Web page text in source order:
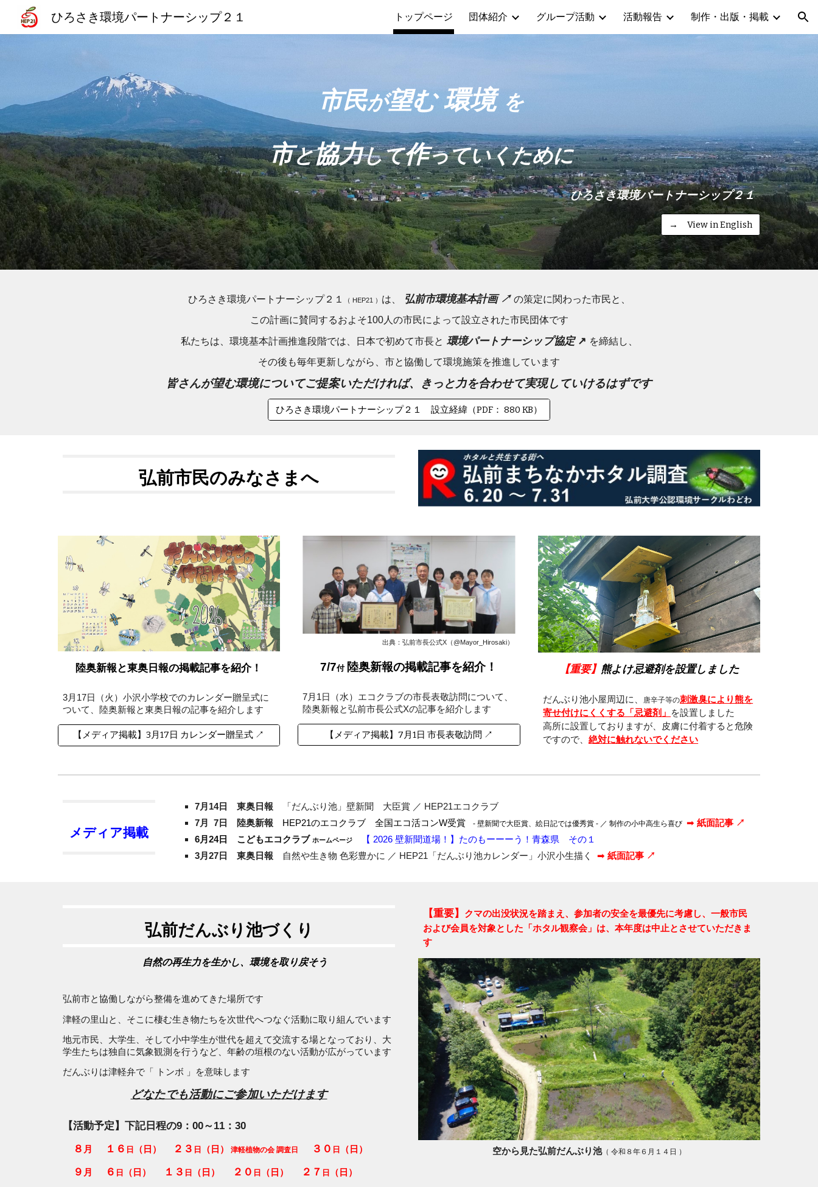
Skip to navigation
ひろさき環境パートナーシップ２１ トップページ 団体紹介 グループ活動 活動報告 制作・出版・掲載
市民が望む環境 を
市と協力して作っていくために
ひろさき環境パートナーシップ２１
→ View in English
ひろさき環境パートナーシップ２１ （ HEP21 ） は、 弘前市環境基本計画 ↗ の策定に関わった市民と、
この計画に賛同するおよそ100人の市民によって設立された市民団体です
私たちは、環境基本計画推進段階では、日本で初めて市長と 環境パートナーシップ協定↗ を締結し、
その後も毎年更新しながら、市と協働して環境施策を推進しています
皆さんが望む環境についてご提案いただければ、きっと力を合わせて実現していけるはずです
ひろさき環境パートナーシップ２１ 設立経緯（PDF： 880 KB）
弘前市民のみなさまへ
陸奥新報 と東奥日報の掲載記事を紹介！
3月17日（火）小沢小学校でのカレンダー贈呈式に
ついて、陸奥新報と東奥日報の記事を紹介します
【メディア掲載】3月17日 カレンダー贈呈式 ↗
出典：弘前市長公式X（@Mayor_Hirosaki）
7/7付 陸奥新報の掲載記事を紹介！
7月1日（水）エコクラブの市長表敬訪問について、
陸奥新報と弘前市長公式Xの記事を紹介します
【メディア掲載】7月1日 市長表敬訪問 ↗
【重要】 熊よけ忌避剤を設置しました
だんぶり池小屋周辺に、 唐辛子等の刺激臭により熊を
寄せ付けにくくする「忌避剤」
を設置しました
高所に設置しておりますが、皮膚に付着すると危険
ですので、絶対に触れないでください
メディア掲載
7月14日 東奥日報 「だんぶり池」壁新聞 大臣賞 ／ HEP21エコクラブ
7月 7日
陸奥新報 HEP21のエコクラブ 全国エコ活コンW受賞 - 壁新聞で大臣賞、絵日記では優秀賞 - ／ 制作の小中高生ら喜び ➡紙面記事 ↗
6月24日
こどもエコクラブホームページ
【 2026 壁新聞道場！】たのもーーーう！青森県 その１
3月27日
東奥日報 自然や生き物 色彩豊かに ／ HEP21「だんぶり池カレンダー」小沢小生描く ➡紙面記事 ↗
弘前だんぶり池づくり
自然の再生力を生かし、環境を取り戻そう
弘前市と協働しながら整備を進めてきた場所です
津軽の里山と、そこに棲む生き物たちを次世代へつなぐ活動に取り組んでいます
地元市民、大学生、そして小中学生が世代を超えて交流する場となっており、大
学生たちは独自に気象観測を行うなど、年齢の垣根のない活動が広がっています
だんぶりは津軽弁で「 トンボ 」を意味します
どなたでも活動にご参加いただけます
【活動予定】下記日程の9：00～11：30
８ 月 １６ 日 （日） ２３ 日 （日） 津軽植物の会 調査日 ３０ 日 （日）
９ 月 ６ 日 （日） １３ 日 （日） ２０ 日 （日） ２７ 日 （日）
【重要】
クマの出没状況を踏まえ、参加者の安全を最優先に考慮し、一般市民
および会員を対象とした「ホタル観察会」は、本年度は中止とさせていただきま
す
空から見た弘前だんぶり池（ 令和８年６月１４日 ）